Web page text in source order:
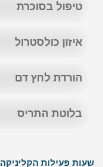
טיפול בסוכרת
איזון כולסטרול
הורדת לחץ דם
בלוטת התריס
שעות פעילות הקליניקה